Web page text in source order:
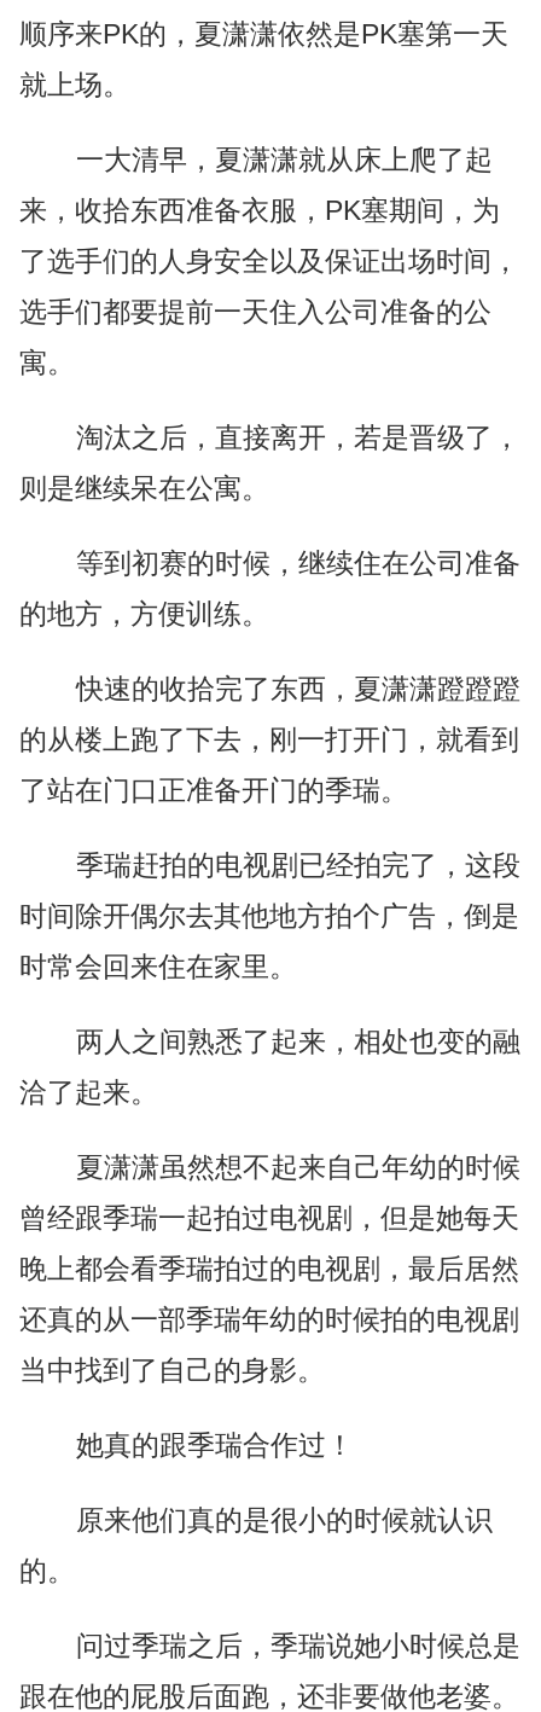
顺序来PK的，夏潇潇依然是PK塞第一天
就上场。
一大清早，夏潇潇就从床上爬了起
来，收拾东西准备衣服，PK塞期间，为
了选手们的人身安全以及保证出场时间，
选手们都要提前一天住入公司准备的公
寓。
淘汰之后，直接离开，若是晋级了，
则是继续呆在公寓。
等到初赛的时候，继续住在公司准备
的地方，方便训练。
快速的收拾完了东西，夏潇潇蹬蹬蹬
的从楼上跑了下去，刚一打开门，就看到
了站在门口正准备开门的季瑞。
季瑞赶拍的电视剧已经拍完了，这段
时间除开偶尔去其他地方拍个广告，倒是
时常会回来住在家里。
两人之间熟悉了起来，相处也变的融
洽了起来。
夏潇潇虽然想不起来自己年幼的时候
曾经跟季瑞一起拍过电视剧，但是她每天
晚上都会看季瑞拍过的电视剧，最后居然
还真的从一部季瑞年幼的时候拍的电视剧
当中找到了自己的身影。
她真的跟季瑞合作过！
原来他们真的是很小的时候就认识
的。
问过季瑞之后，季瑞说她小时候总是
跟在他的屁股后面跑，还非要做他老婆。